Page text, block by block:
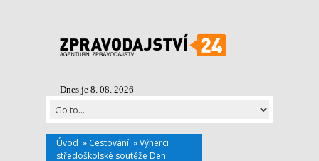
Dnes je 8. 08. 2026
Úvod » Cestování »Výherci
středoškolské soutěže Den